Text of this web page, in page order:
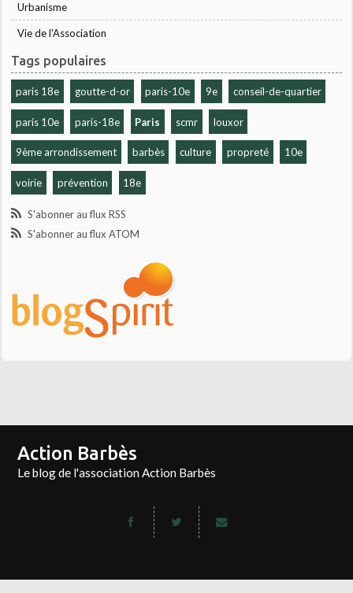
Urbanisme
Vie de l'Association
Tags populaires
paris 18e goutte-d-or paris-10e 9e conseil-de-quartier
paris 10e paris-18e Paris scmr louxor
9ème arrondissement barbès culture propreté 10e
voirie prévention 18e
S'abonner au flux RSS
S'abonner au flux ATOM
Action Barbès
Le blog de l'association Action Barbès